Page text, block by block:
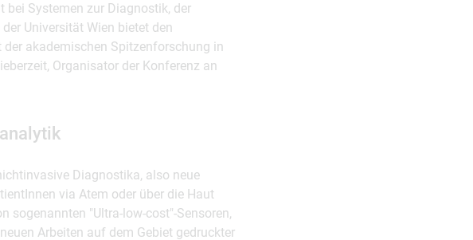
bei Systemen zur Diagnostik, der
Universität Wien bietet den
akademischen Spitzenforschung in
Organisator der Konferenz an
Diagnostika, also neue
via Atem oder über die Haut
sogenannten "Ultra-low-cost"-Sensoren,
Arbeiten auf dem Gebiet gedruckter